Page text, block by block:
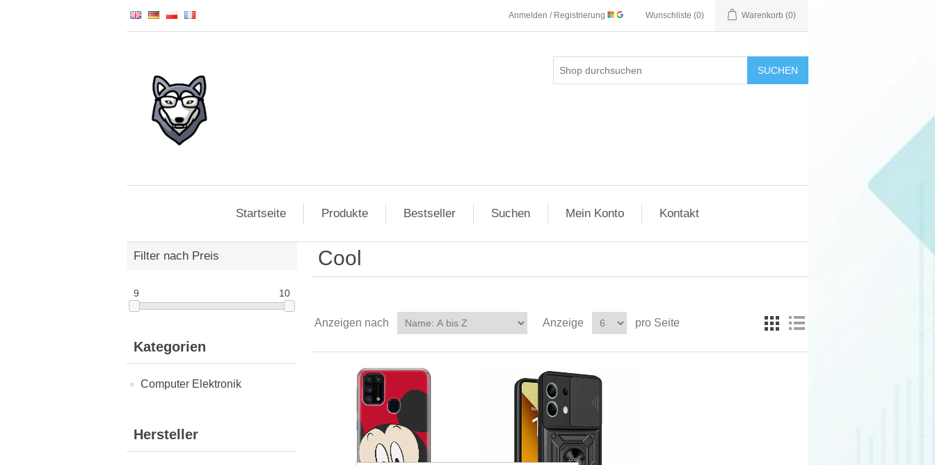
Anmelden / Registrierung Wunschliste (0) Warenkorb (0)
SUCHEN
Startseite Produkte Bestseller Suchen Mein Konto Kontakt
Filter nach Preis
9 10
Kategorien
Computer Elektronik
Hersteller
Cool
Anzeigen nach Anzeige pro Seite